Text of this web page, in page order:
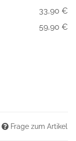
33,90 €
59,90 €
Frage zum Artikel